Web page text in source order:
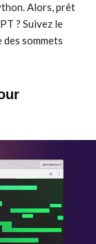
Alors, prêt
? Suivez le
sommets